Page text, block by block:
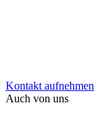
Kontakt aufnehmen
Auch von uns